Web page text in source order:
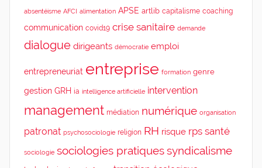
absentéisme AFCI alimentation APSE artlib capitalisme coaching
communication covid19 crise sanitaire demande
dialogue dirigeants démocratie emploi
entrepreneuriat entreprise formation genre
gestion GRH ia intelligence artificielle intervention
management médiation numérique organisation
patronat psychosociologie religion RH risque rps santé
sociologie sociologies pratiquessyndicalisme